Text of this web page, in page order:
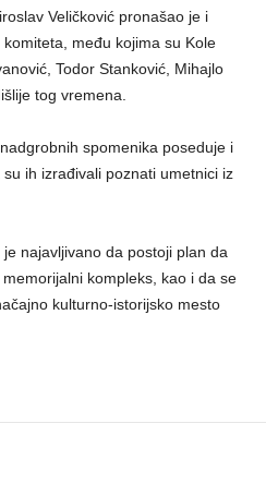
Veličković pronašao je i
među kojima su Kole
Todor Stanković, Mihajlo
tog vremena.
spomenika poseduje i
ih izrađivali poznati umetnici iz
najavljivano da postoji plan da
kompleks, kao i da se
kulturno-istorijsko mesto